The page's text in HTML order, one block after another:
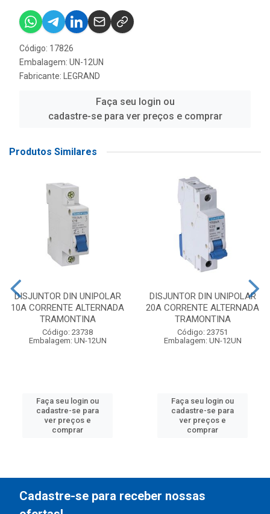
Código: 17826
Embalagem: UN-12UN
Fabricante:
LEGRAND
Faça seu login ou
cadastre-se para ver preços e comprar
Produtos Similares
DISJUNTOR DIN UNIPOLAR
10A CORRENTE ALTERNADA
TRAMONTINA
Código: 23738
Embalagem: UN-12UN
Faça seu login ou
cadastre-se para
ver preços e
comprar
DISJUNTOR DIN UNIPOLAR
20A CORRENTE ALTERNADA
TRAMONTINA
Código: 23751
Embalagem: UN-12UN
Faça seu login ou
cadastre-se para
ver preços e
comprar
Cadastre-se para receber nossas